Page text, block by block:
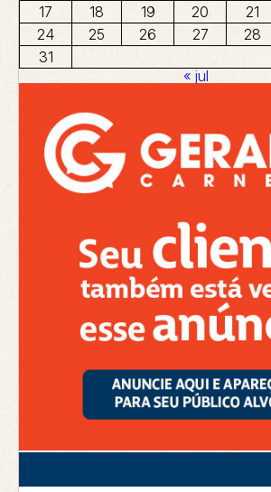
17
18 19 20 21
24
25 26 27 28
31
« jul